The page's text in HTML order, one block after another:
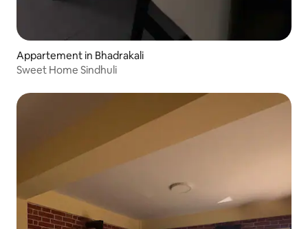
Appartement in Bhadrakali
Sweet Home Sindhuli